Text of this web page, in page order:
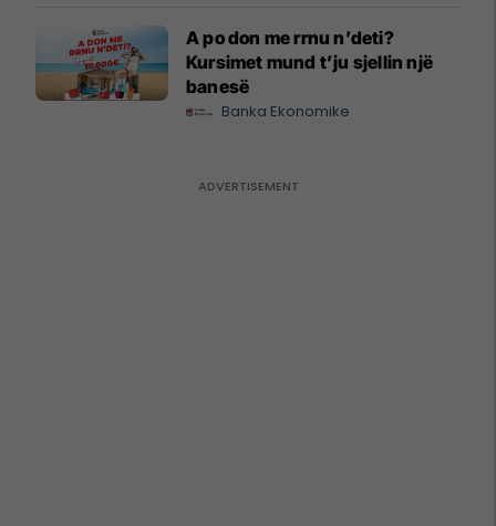
A po don me rrnu n’deti?
Kursimet mund t’ju sjellin një
banesë
Banka Ekonomike